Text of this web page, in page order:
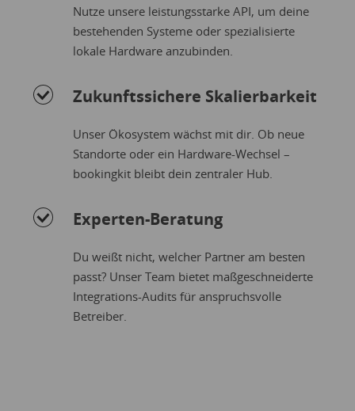
Nutze unsere leistungsstarke API, um deine
bestehenden Systeme oder spezialisierte
lokale Hardware anzubinden.
Zukunftssichere Skalierbarkeit
Unser Ökosystem wächst mit dir. Ob neue
Standorte oder ein Hardware-Wechsel –
bookingkit bleibt dein zentraler Hub.
Experten-Beratung
Du weißt nicht, welcher Partner am besten
passt? Unser Team bietet maßgeschneiderte
Integrations-Audits für anspruchsvolle
Betreiber.